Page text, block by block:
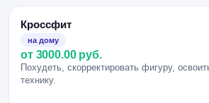
Кроссфит
на дому
от 3000.00 руб.
Похудеть, скорректировать фигуру,
технику.